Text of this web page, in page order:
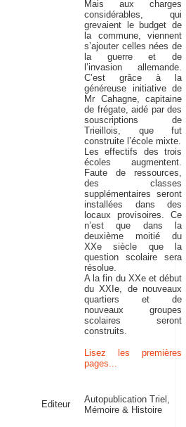
Mais aux charges
considérables, qui
grevaient le budget de
la commune, viennent
s’ajouter celles nées de
la guerre et de
l’invasion allemande.
C’est grâce à la
généreuse initiative de
Mr Cahagne, capitaine
de frégate, aidé par des
souscriptions de
Trieillois, que fut
construite l’école mixte.
Les effectifs des trois
écoles augmentent.
Faute de ressources,
des classes
supplémentaires seront
installées dans des
locaux provisoires. Ce
n’est que dans la
deuxième moitié du
XXe siècle que la
question scolaire sera
résolue.
A la fin du XXe et début
du XXIe, de nouveaux
quartiers et de
nouveaux groupes
scolaires seront
construits.
Lisez les premières
pages...
Editeur
Autopublication Triel,
Mémoire & Histoire